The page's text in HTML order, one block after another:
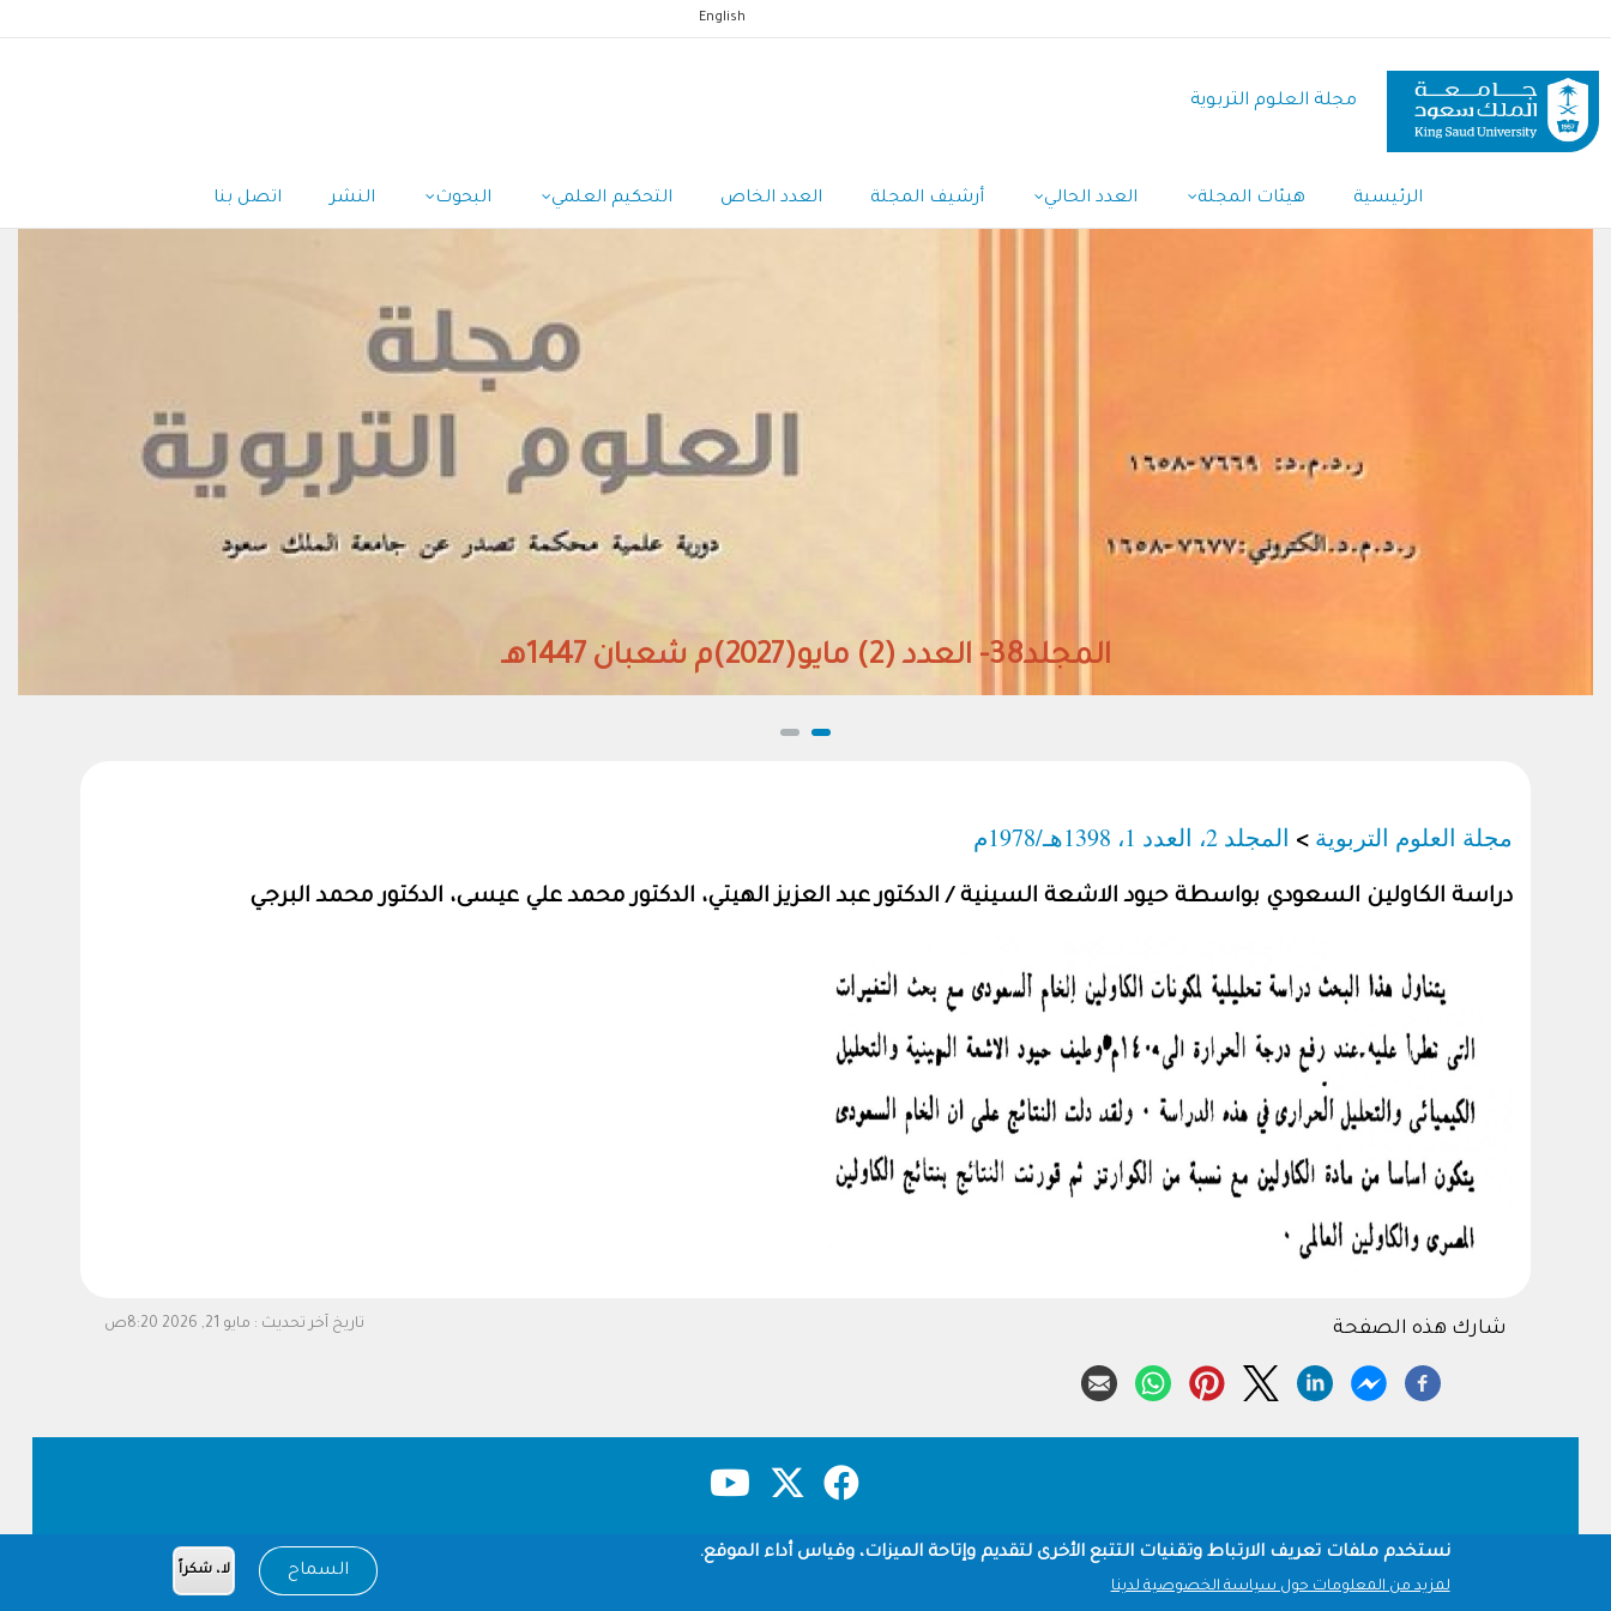
المحتوى
الرئيسي
English
مجلة العلوم التربوية
Navigation
الرئيسية هيئات المجلة العدد الحالي أرشيف المجلة العدد الخاص التحكيم العلمي البحوث النشر اتصل بنا
المجلد38- العدد (2) مايو(2027)م شعبان 1447هـ
مجلة العلوم التربوية > المجلد 2، العدد 1، 1398هـ/1978م
دراسة الكاولين السعودي بواسطة حيود الاشعة السينية / الدكتور عبد العزيز الهيتي، الدكتور محمد علي عيسى، الدكتور محمد البرجي
تاريخ آخر تحديث : مايو 21, 2026 8:20ص شارك هذه الصفحة
Footer حقوق النشر سياسة الخصوصية
شروط الاستخدامنستخدم ملفات تعريف الارتباط وتقنيات التتبع الأخرى لتقديم وإتاحة الميزات، وقياس أداء الموقع.
لمزيد من المعلومات حول سياسة الخصوصية لدينا
السماح لا، شكراً